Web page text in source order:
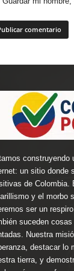
construyendo
un sitio donde
de Colombia.
y el morbo
ser un
suceden
Nuestra
destacar lo
tierra, y